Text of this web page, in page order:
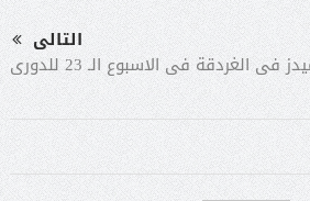
التالى
الغردقة فى الاسبوع الـ 23 للدورى